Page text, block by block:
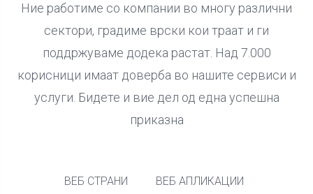
Ние работиме со компании во многу различни
сектори, градиме врски кои траат и ги
поддржуваме додека растат. Над 7.000
корисници имаат доверба во нашите сервиси и
услуги. Бидете и вие дел од една успешна
приказна
ВЕБ СТРАНИ ВЕБ АПЛИКАЦИИ